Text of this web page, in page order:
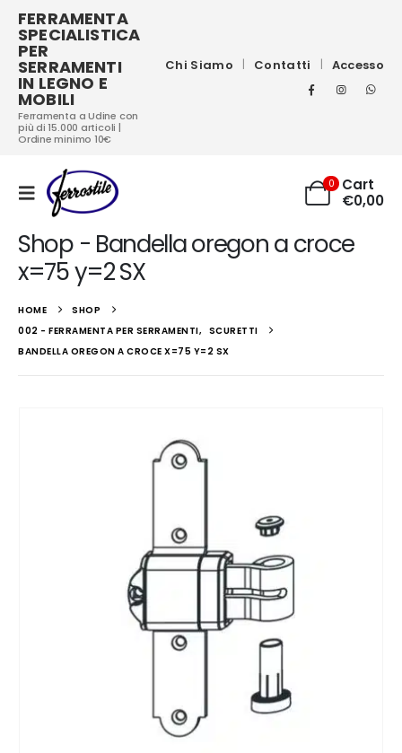
FERRAMENTA
SPECIALISTICA
PER
SERRAMENTI
IN LEGNO E
MOBILI
Ferramenta a Udine con
più di 15.000 articoli |
Ordine minimo 10€
Chi Siamo Contatti Accesso
0
Cart
€0,00
Shop - Bandella oregon a croce
x=75 y=2 SX
HOME
SHOP
002 - FERRAMENTA PER SERRAMENTI, SCURETTI
BANDELLA OREGON A CROCE X=75 Y=2 SX